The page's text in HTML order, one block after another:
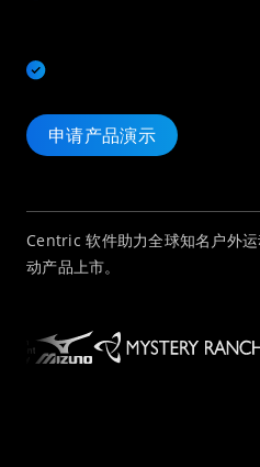
申请产品演示
Centric 软件助力全球知名户外
动产品上市。